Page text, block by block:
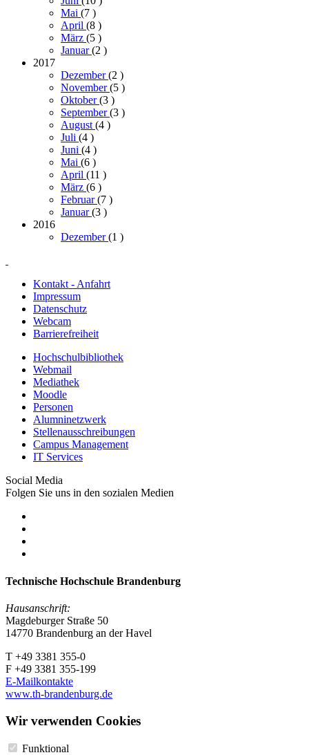
Mai (7 )
April (8 )
März (5 )
Januar(2 )
2017
Dezember(2 )
November(5 )
Oktober(3 )
September(3 )
August(4 )
Juli (4 )
Juni (4 )
Mai (6 )
April (11 )
März (6 )
Februar(7 )
Januar(3 )
2016
Dezember(1 )
Kontakt - Anfahrt
Impressum
Datenschutz
Webcam
Barrierefreiheit
Hochschulbibliothek
Webmail
Mediathek
Moodle
Personen
Alumninetzwerk
Stellenausschreibungen
Campus Management
IT Services
Social Media
Folgen Sie uns in den sozialen Medien
Technische Hochschule Brandenburg
Hausanschrift:
Magdeburger Straße 50
14770 Brandenburg an der Havel
T +49 3381 355-0
F +49 3381 355-199
E-Mailkontakte
www.th-brandenburg.de
Wir verwenden Cookies
Funktional